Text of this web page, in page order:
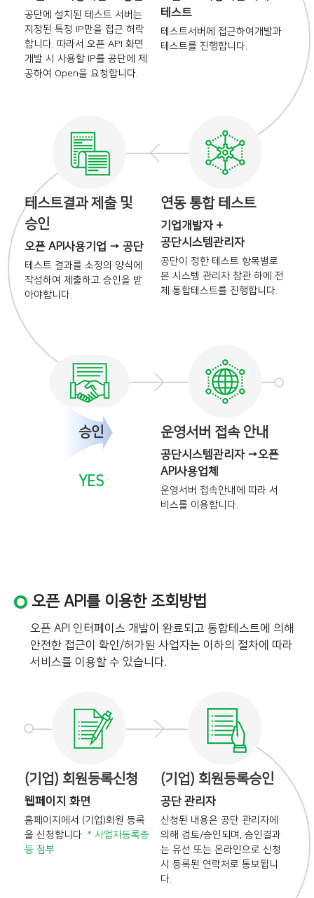
공단에 설치된 테스트 서버는
지정된 특정 IP만을 접근 허락
합니다. 따라서 오픈 API 화면
개발 시 사용할 IP를 공단에 제
공하여 Open을 요청합니다.
테스트
테스트서버에 접근하여 개발과
테스트를 진행합니다.
연동 통합 테스트
기업개발자 +
공단시스템관리자
공단이 정한 테스트 항목별로
본 시스템 관리자 참관 하에 전
체 통합테스트를 진행합니다.
테스트결과 제출 및
승인
오픈 API사용기업 → 공단
테스트 결과를 소정의 양식에
작성하여 제출하고 승인을 받
아야합니다.
승인
YES
운영서버 접속 안내
공단시스템관리자 →오픈
API사용업체
운영서버 접속안내에 따라 서
비스를 이용합니다.
오픈 API를 이용한 조회방법
오픈 API 인터페이스 개발이 완료되고 통합테스트에 의해
안전한 접근이 확인/허가된 사업자는 이하의 절차에 따라
서비스를 이용할 수 있습니다.
(기업) 회원등록신청
웹페이지 화면
홈페이지에서 (기업)회원 등록
을 신청합니다. * 사업자등록증
등 첨부
(기업) 회원등록승인
공단 관리자
신청된 내용은 공단 관리자에
의해 검토/승인되며, 승인결과
는 유선 또는 온라인으로 신청
시 등록된 연락처로 통보됩니
다.